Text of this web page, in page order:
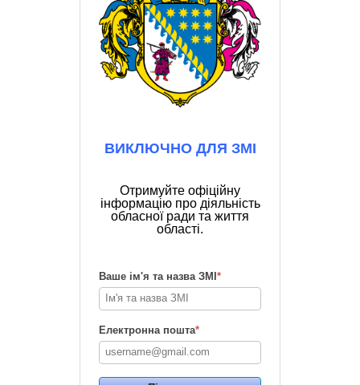
ВИКЛЮЧНО ДЛЯ ЗМІ
Отримуйте офіційну
інформацію про діяльність
обласної ради та життя
області.
Ваше ім'я та назва ЗМІ*
Електронна пошта*